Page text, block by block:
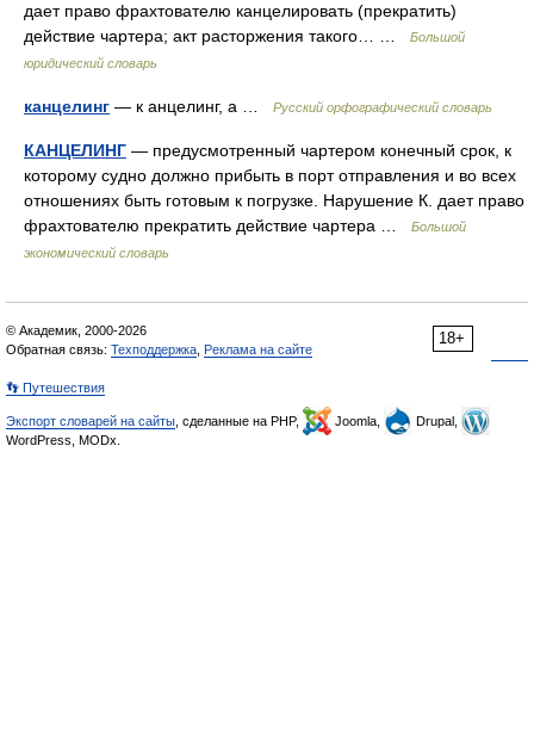
дает право фрахтователю канцелировать (прекратить)
действие чартера; акт расторжения такого… …
Большой
юридический словарь
канцелинг — к анцелинг, а … Русский орфографический словарь
КАНЦЕЛИНГ — предусмотренный чартером конечный срок, к
которому судно должно прибыть в порт отправления и во всех
отношениях быть готовым к погрузке. Нарушение К. дает право
фрахтователю прекратить действие чартера …
Большой
экономический словарь
18+
© Академик, 2000-2026
Обратная связь: Техподдержка Реклама на сайте
👣 Путешествия
Экспорт словарей на сайты , сделанные на PHP, Joomla,
Drupal,
WordPress, MODx.